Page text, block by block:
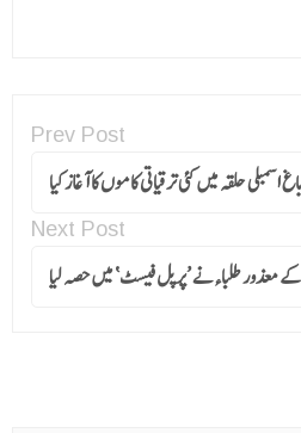
Prev Post
اسمبلی حلقہ میں کئی ترقیاتی کاموں کا آغاز کیا
Next Post
معذور طلباءنے ’پرپل فیسٹ‘ میں حصہ لیا